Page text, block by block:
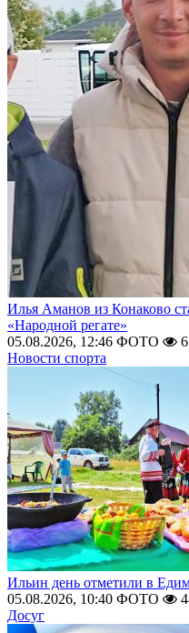
Илья Аманов из Конаково
«Народной регате»
05.08.2026, 12:46 ФОТО
Новости спорта
Ильин день отметили в
05.08.2026, 10:40 ФОТО
Досуг